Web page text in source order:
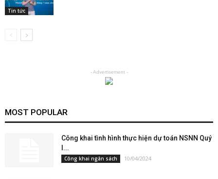
Tin tức
- Advertisement -
MOST POPULAR
Công khai tình hình thực hiện dự toán NSNN Quý
I...
Công khai ngân sách 10/04/2024